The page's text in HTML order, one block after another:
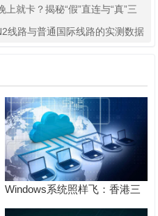
就卡？揭秘“假”直连与“真”三
线路与普通国际线路的实测数据
Windows系统照样飞：香港三
网直连服务器远程桌面操作0延